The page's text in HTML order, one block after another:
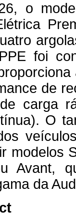
o
foi
de
carga
O
modelos
Avant,
da